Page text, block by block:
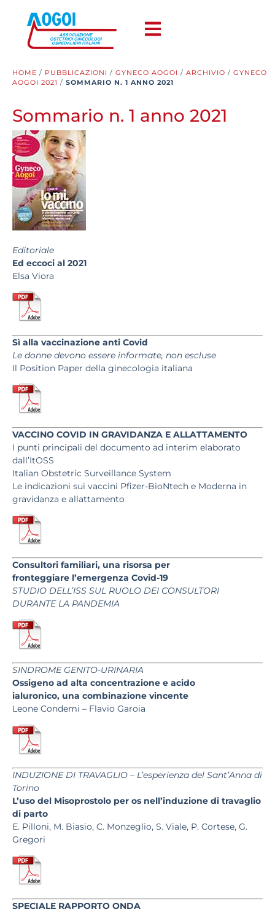
HOME / PUBBLICAZIONI / GYNECO AOGOI / ARCHIVIO / GYNECO
AOGOI 2021 / SOMMARIO N. 1 ANNO 2021
Sommario n. 1 anno 2021
Editoriale
Ed eccoci al 2021
Elsa Viora
Sì alla vaccinazione anti Covid
Le donne devono essere informate, non escluse
Il Position Paper della ginecologia italiana
VACCINO COVID IN GRAVIDANZA E ALLATTAMENTO
I punti principali del documento ad interim elaborato
dall’ItOSS
Italian Obstetric Surveillance System
Le indicazioni sui vaccini Pfizer-BioNtech e Moderna in
gravidanza e allattamento
Consultori familiari, una risorsa per
fronteggiare l’emergenza Covid-19
STUDIO DELL’ISS SUL RUOLO DEI CONSULTORI
DURANTE LA PANDEMIA
SINDROME GENITO-URINARIA
Ossigeno ad alta concentrazione e acido
ialuronico, una combinazione vincente
Leone Condemi – Flavio Garoia
INDUZIONE DI TRAVAGLIO – L’esperienza del Sant’Anna di
Torino
L’uso del Misoprostolo per os nell’induzione di travaglio
di parto
E. Pilloni, M. Biasio, C. Monzeglio, S. Viale, P. Cortese, G.
Gregori
SPECIALE RAPPORTO ONDA